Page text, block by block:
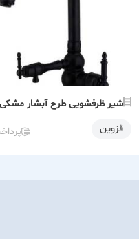
شیر ظرفشویی طرح آبشار مشکی
قزوین